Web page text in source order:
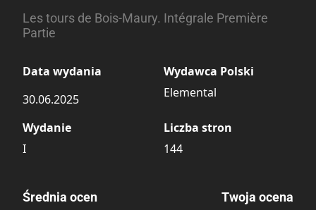
Les tours de Bois-Maury. Intégrale Première
Partie
Data wydania
30.06.2025
Wydawca Polski
Elemental
Wydanie
I
Liczba stron
144
Średnia ocen Twoja ocena